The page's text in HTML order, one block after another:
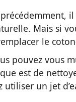
Mais si
le
pouvez vous
est de
utiliser un jet